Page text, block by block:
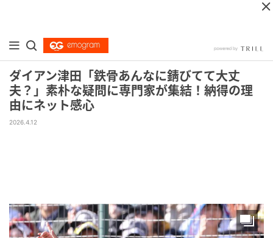
ダイアン津田「鉄骨あんなに錆びてて大丈
夫？」素朴な疑問に専門家が集結！納得の理
由にネット感心
2026.4.12